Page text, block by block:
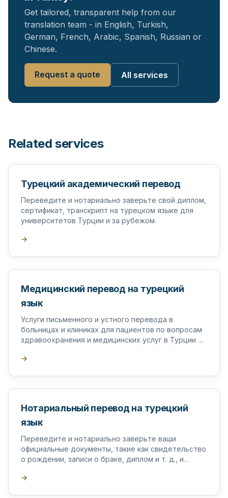
Get tailored, transparent help from our
translation team - in English, Turkish,
German, French, Arabic, Spanish, Russian or
Chinese.
Request a quote All services
Related services
Турецкий академический перевод
Переведите и нотариально заверьте свой диплом,
сертификат, транскрипт на турецком языке для
университетов Турции и за рубежом.
→
Медицинский перевод на турецкий
язык
Услуги письменного и устного перевода в
больницах и клиниках для пациентов по вопросам
здравоохранения и медицинских услуг в Турции и
→
Нотариальный перевод на турецкий
язык
Переведите и нотариально заверьте ваши
официальные документы, такие как свидетельство
о рождении, записи о браке, диплом и т. д., и
→